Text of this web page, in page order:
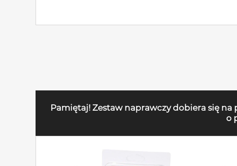
Pamiętaj! Zestaw naprawczy dobiera się
o